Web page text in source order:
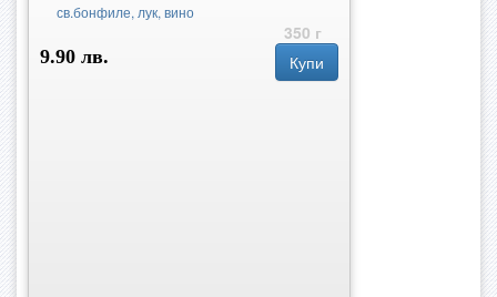
св.бонфиле, лук, вино
350 г
9.90 лв.
Купи